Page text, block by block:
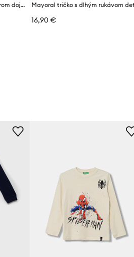
Mayoral tričko s dlhým rukávom dojčenské s bavlnou
16,90 €